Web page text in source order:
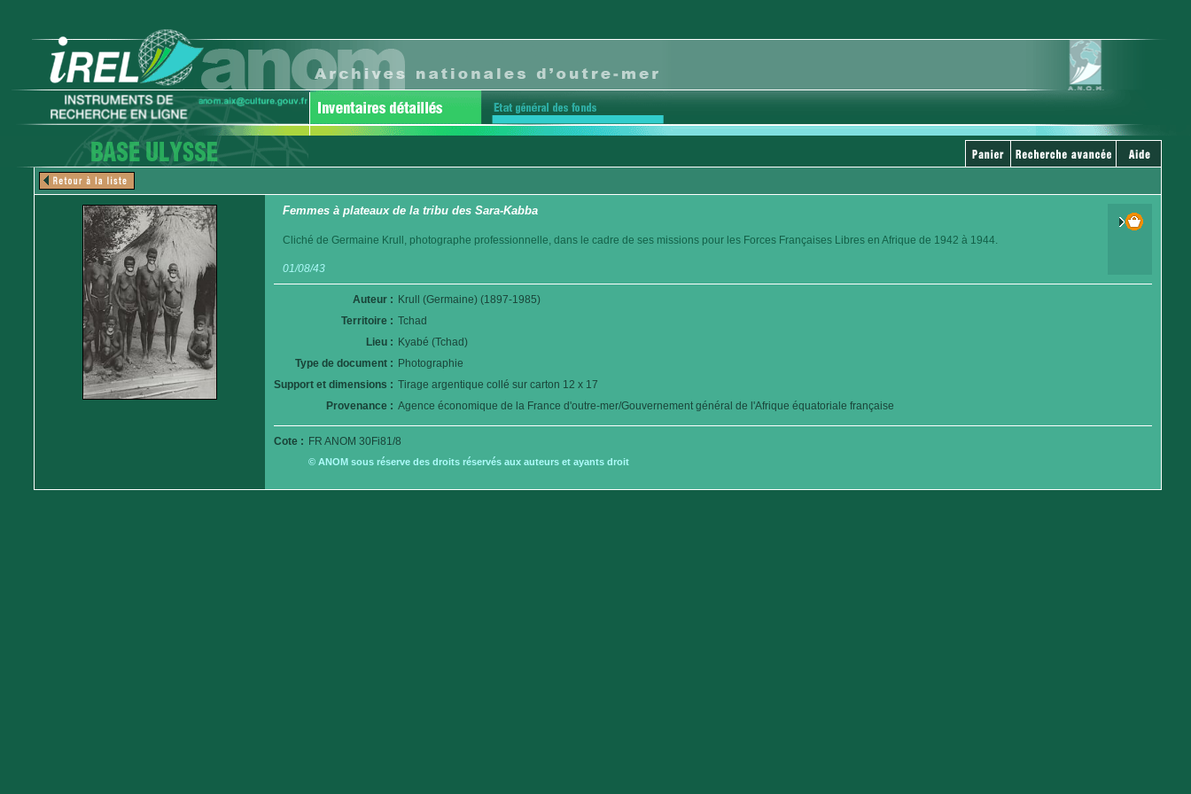
Femmes à plateaux de la tribu des Sara-Kabba
Cliché de Germaine Krull, photographe professionnelle, dans le cadre de ses missions pour les Forces Françaises Libres en Afrique de 1942 à 1944.
01/08/43
Auteur : Krull (Germaine) (1897-1985)
Territoire : Tchad
Lieu : Kyabé (Tchad)
Type de document : Photographie
Support et dimensions : Tirage argentique collé sur carton 12 x 17
Provenance : Agence économique de la France d'outre-mer/Gouvernement général de l'Afrique équatoriale française
Cote : FR ANOM 30Fi81/8
© ANOM sous réserve des droits réservés aux auteurs et ayants droit